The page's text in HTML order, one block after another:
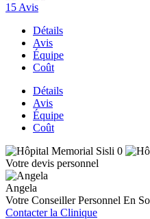
15 Avis
Détails
Avis
Équipe
Coût
Détails
Avis
Équipe
Coût
Votre devis personnel
Angela
Votre Conseiller Personnel En
Contacter la Clinique